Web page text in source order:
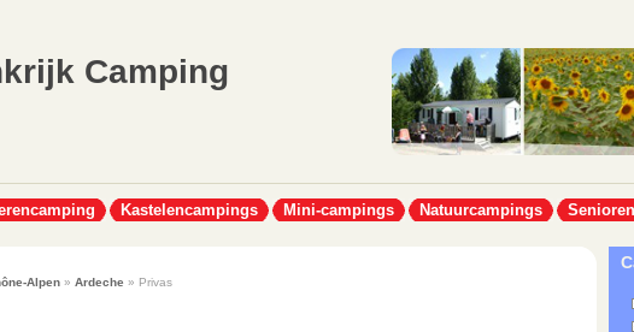
Camping
Kastelencampings Mini-campings Natuurcampings
Alpen » Ardeche » Privas